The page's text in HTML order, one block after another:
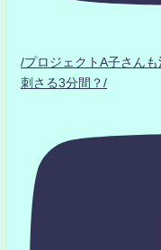
/プロジェクトA子さん
刺さる3分間？/